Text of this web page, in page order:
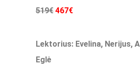
519€ 467€
Lektorius: Evelina, Nerijus,
Eglė